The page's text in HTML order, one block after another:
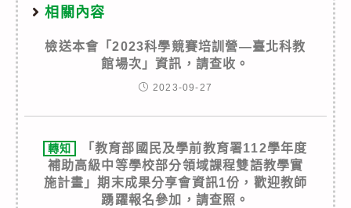
相關內容
檢送本會「2023科學競賽培訓營—臺北科教
館場次」資訊，請查收。
2023-09-27
轉知
「教育部國民及學前教育署112學年度
補助高級中等學校部分領域課程雙語教學實
施計畫」期末成果分享會資訊1份，歡迎教師
踴躍報名參加，請查照。